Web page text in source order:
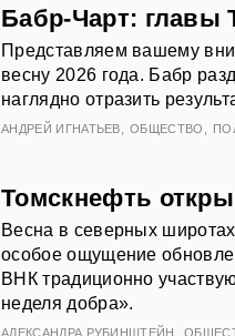
Бабр-Чарт: главы
Представляем вашему
весну 2026 года. Бабр
наглядно отразить
АНДРЕЙ ИГНАТЬЕВ ОБЩЕСТВО
Томскнефть
Весна в северных
особое ощущение
ВНК традиционно
неделя добра».
АЛЕКСАНДРА РУБИНШТЕЙН